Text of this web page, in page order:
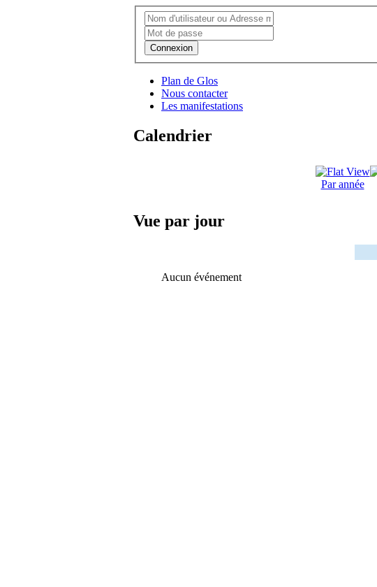
Connexion
Plan de Glos
Nous contacter
Les manifestations
Calendrier
Par année
Vue par jour
Aucun événement